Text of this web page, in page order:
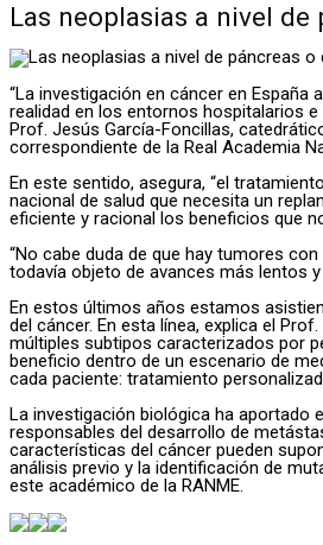
Las neoplasias a nivel
“La investigación en cáncer en
realidad en los entornos hospitalarios
Prof. Jesús García-Foncillas,
correspondiente de la Real Academia
En este sentido, asegura, “el
nacional de salud que necesita un
eficiente y racional los beneficios que
“No cabe duda de que hay tumores
todavía objeto de avances más lentos
En estos últimos años estamos
del cáncer. En esta línea, explica el
múltiples subtipos caracterizados por
beneficio dentro de un escenario de
cada paciente: tratamiento
La investigación biológica ha aportado
responsables del desarrollo de
características del cáncer pueden
análisis previo y la identificación de
este académico de la RANME.